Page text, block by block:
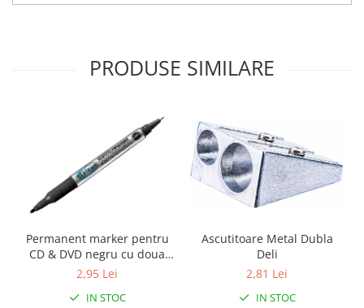
Dosare din carton
Dosare din plastic
Folii
Indecsi si separatoare
Produse curatenie
Cosuri pentru birou
PRODUSE SIMILARE
Permanent marker pentru
CD & DVD negru cu doua
capete Centrum
2,95 Lei
IN STOC
Ascutitoare Metal Dubla
Deli
2,81 Lei
IN STOC